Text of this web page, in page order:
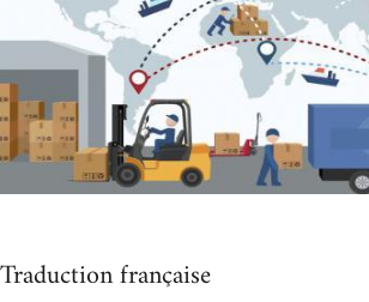
Traduction française